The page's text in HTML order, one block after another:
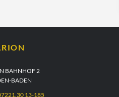
BAHNHOF 2
BADEN
13-185